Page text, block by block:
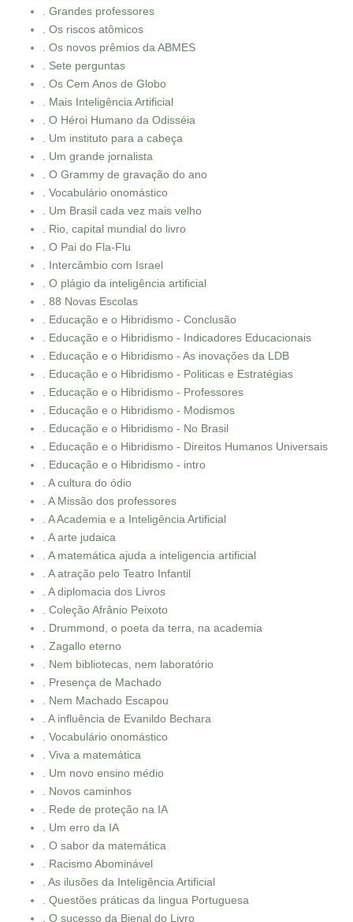
. Grandes professores
. Os riscos atômicos
. Os novos prêmios da ABMES
. Sete perguntas
. Os Cem Anos de Globo
. Mais Inteligência Artificial
. O Héroi Humano da Odisséia
. Um instituto para a cabeça
. Um grande jornalista
. O Grammy de gravação do ano
. Vocabulário onomástico
. Um Brasil cada vez mais velho
. Rio, capital mundial do livro
. O Pai do Fla-Flu
. Intercâmbio com Israel
. O plágio da inteligência artificial
. 88 Novas Escolas
. Educação e o Hibridismo - Conclusão
. Educação e o Hibridismo - Indicadores Educacionais
. Educação e o Hibridismo - As inovações da LDB
. Educação e o Hibridismo - Politicas e Estratégias
. Educação e o Hibridismo - Professores
. Educação e o Hibridismo - Modismos
. Educação e o Hibridismo - No Brasil
. Educação e o Hibridismo - Direitos Humanos Universais
. Educação e o Hibridismo - intro
. A cultura do ódio
. A Missão dos professores
. A Academia e a Inteligência Artificial
. A arte judaica
. A matemática ajuda a inteligencia artificial
. A atração pelo Teatro Infantil
. A diplomacia dos Livros
. Coleção Afrânio Peixoto
. Drummond, o poeta da terra, na academia
. Zagallo eterno
. Nem bibliotecas, nem laboratório
. Presença de Machado
. Nem Machado Escapou
. A influência de Evanildo Bechara
. Vocabulário onomástico
. Viva a matemática
. Um novo ensino médio
. Novos caminhos
. Rede de proteção na IA
. Um erro da IA
. O sabor da matemática
. Racismo Abominável
. As ilusões da Inteligência Artificial
. Questões práticas da lingua Portuguesa
. O sucesso da Bienal do Livro